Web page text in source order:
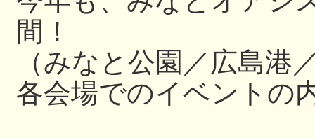
間！
（みなと公園／広島港
各会場でのイベントの